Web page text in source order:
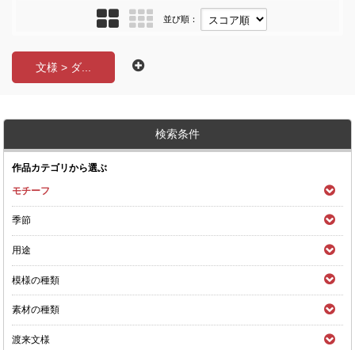
並び順：
文様 > ダ...
検索条件
作品カテゴリから選ぶ
モチーフ
季節
用途
模様の種類
素材の種類
渡来文様